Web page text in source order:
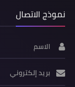
نموذج الاتصال
الاسم
بريد إلكتروني